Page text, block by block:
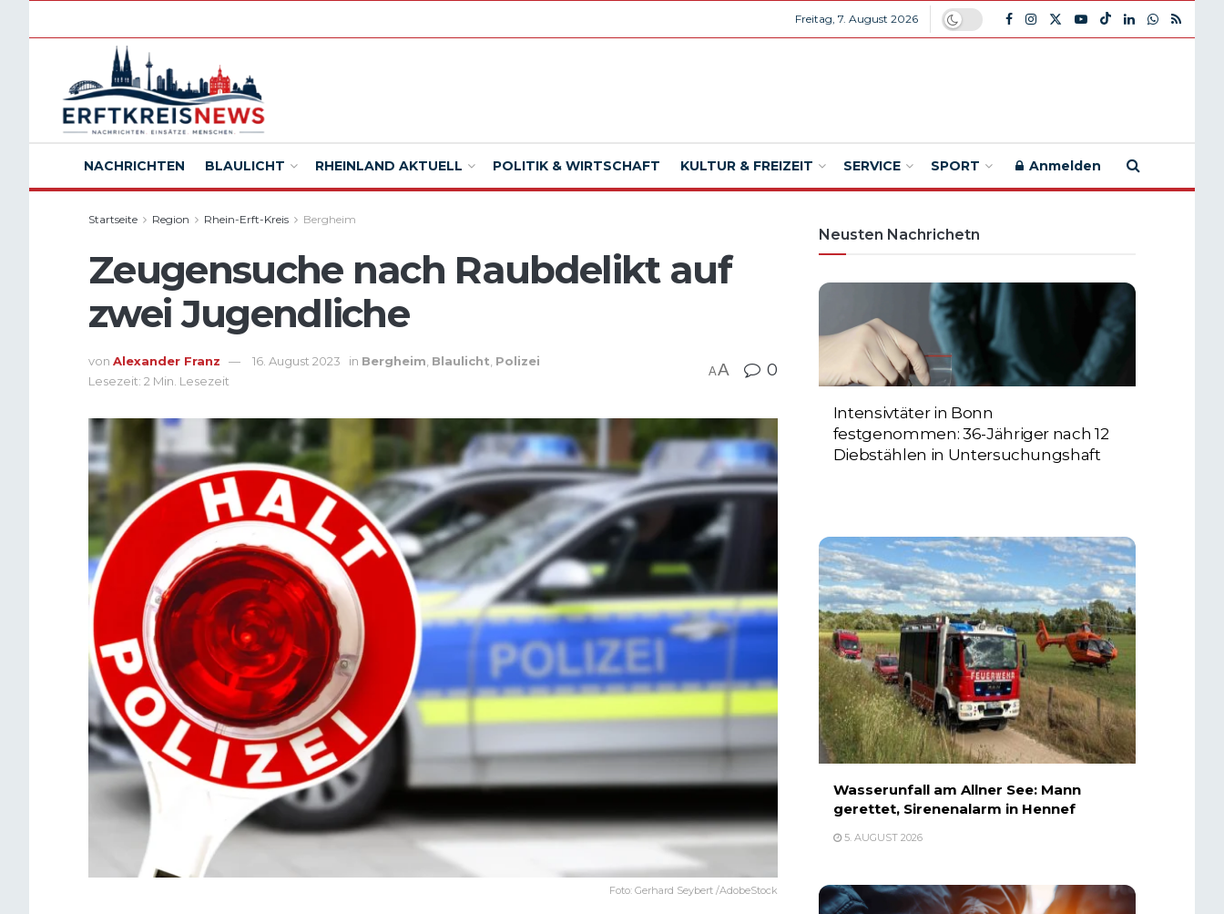
Freitag, 7. August 2026
NACHRICHTEN BLAULICHT RHEINLAND AKTUELL POLITIK & WIRTSCHAFT KULTUR & FREIZEIT SERVICE SPORT Anmelden
Startseite Region Rhein-Erft-Kreis Bergheim
Zeugensuche nach Raubdelikt auf
zwei Jugendliche
von Alexander Franz 16. August 2023 in Bergheim Blaulicht Polizei
Lesezeit: 2 Min. Lesezeit
AA 0
Foto: Gerhard Seybert /AdobeStock
Neusten Nachrichetn
Intensivtäter in Bonn
festgenommen: 36-Jähriger nach 12
Diebstählen in Untersuchungshaft
Wasserunfall am Allner See: Mann
gerettet, Sirenenalarm in Hennef
5. AUGUST 2026